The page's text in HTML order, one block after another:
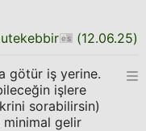
(12.06.25)
götür iş yerine.
işlere
sorabilirsin)
gelir